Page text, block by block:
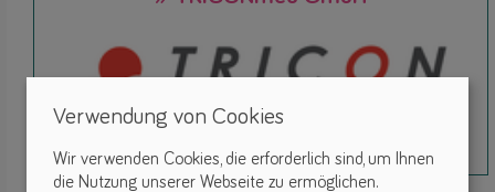
Verwendung von Cookies
Wir verwenden Cookies, die erforderlich sind, um Ihnen
die Nutzung unserer Webseite zu ermöglichen.